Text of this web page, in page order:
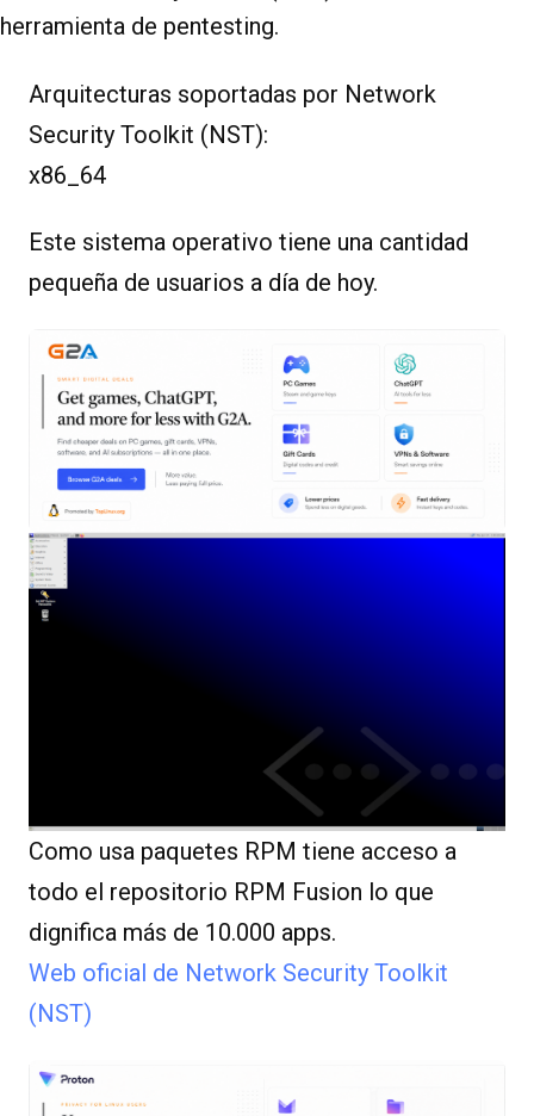
herramienta de pentesting.
Arquitecturas soportadas por Network
Security Toolkit (NST):
x86_64
Este sistema operativo tiene una cantidad
pequeña de usuarios a día de hoy.
Como usa paquetes RPM tiene acceso a
todo el repositorio RPM Fusion lo que
dignifica más de 10.000 apps.
Web oficial de Network Security Toolkit
(NST)